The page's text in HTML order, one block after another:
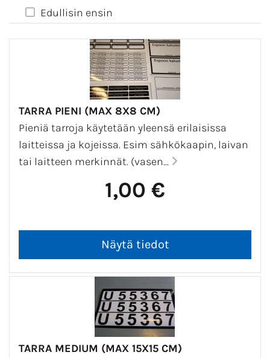
Edullisin ensin
TARRA PIENI (MAX 8X8 CM)
Pieniä tarroja käytetään yleensä erilaisissa
laitteissa ja kojeissa. Esim sähkökaapin, laivan
tai laitteen merkinnät. (vasen...
1,00 €
TARRA MEDIUM (MAX 15X15 CM)